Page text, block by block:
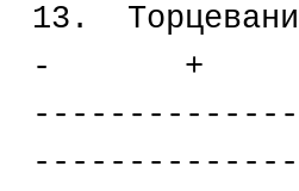
13.
- +